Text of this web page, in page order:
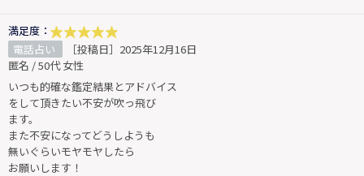
満足度：
電話占い
［投稿日］2025年12月16日
匿名 / 50代 女性
いつも的確な鑑定結果とアドバイス
をして頂きたい不安が吹っ飛び
ます。
また不安になってどうしようも
無いぐらいモヤモヤしたら
お願いします！